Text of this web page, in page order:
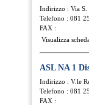
Indirizzo : Via S.
Telefono : 081
FAX :
Visualizza
ASL NA 1
Indirizzo : V.le
Telefono : 081
FAX :